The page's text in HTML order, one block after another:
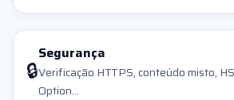
🔒
Segurança
Verificação HTTPS, conteúdo misto,
Option...